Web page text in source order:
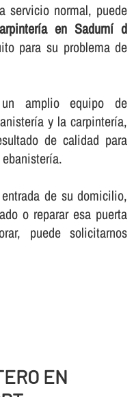
servicio normal, puede
en Sadurní d
para su problema de
amplio equipo de
y la carpinterí­a,
de calidad para
de su domicilio,
o reparar esa puerta
puede solicitarnos
EN